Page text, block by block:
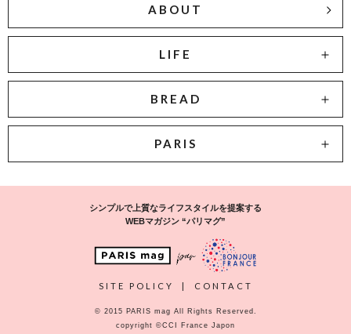
ABOUT
LIFE
BREAD
PARIS
シンプルで上質なライフスタイルを提案する
WEBマガジン “パリマグ”
SITE POLICY | CONTACT
© 2015 PARIS mag All Rights Reserved.
copyright ©CCI France Japon